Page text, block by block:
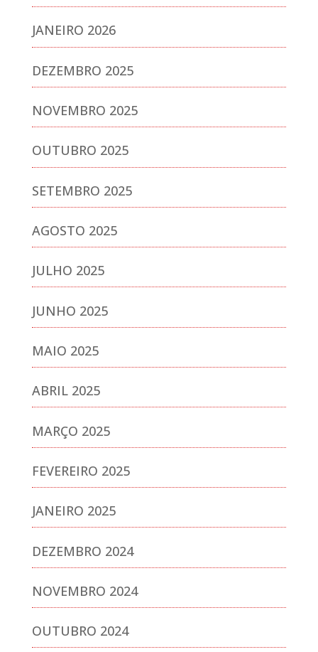
JANEIRO 2026
DEZEMBRO 2025
NOVEMBRO 2025
OUTUBRO 2025
SETEMBRO 2025
AGOSTO 2025
JULHO 2025
JUNHO 2025
MAIO 2025
ABRIL 2025
MARÇO 2025
FEVEREIRO 2025
JANEIRO 2025
DEZEMBRO 2024
NOVEMBRO 2024
OUTUBRO 2024